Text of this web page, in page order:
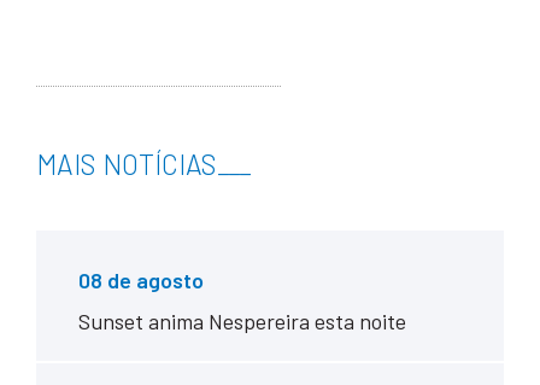
MAIS NOTÍCIAS
08 de agosto
Sunset anima Nespereira esta noite